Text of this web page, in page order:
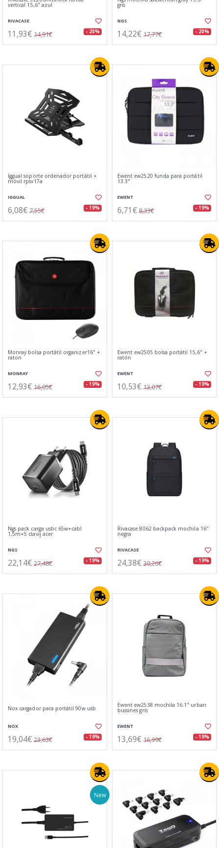
vertical 15,6" azul
RIVACASE
11,93€ 14,91€ - 20%
gris
NGS
14,22€ 17,77€ - 20%
Iggual soporte ordenador portátil +
móvil rpsv17a
IGGUAL
6,08€ 7,55€ - 19%
Ewent ew2520 funda para portátil
13.3"
EWENT
6,71€ 8,33€ - 19%
Monray bolsa portátil organizer16" +
raton
MONRAY
12,93€ 16,05€ - 19%
Ewent ew2505 bolsa portátil 15,6" +
ratón
EWENT
10,53€ 13,07€ - 19%
Ngs pack carga usbc 65w+cabl
1,5m+5 clavij acer
NGS
22,14€ 27,48€ - 19%
Rivacase 8062 backpack mochila 16"
negra
RIVACASE
24,38€ 30,26€ - 19%
Nox cargador para portátil 90w usb
NOX
19,04€ 23,63€ - 19%
Ewent ew2538 mochila 16.1" urban
bussines gris
EWENT
13,69€ 16,99€ - 19%
New